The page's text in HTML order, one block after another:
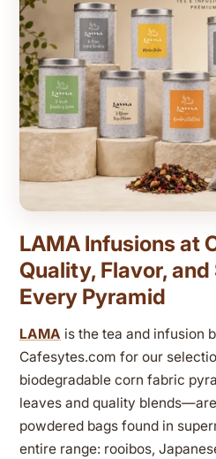
LAMA Infusions at
Quality, Flavor,
Every Pyramid
LAMA is the tea and infusion
Cafesytes.com for our
biodegradable corn fabric
leaves and quality
powdered bags found in
entire range: rooibos,